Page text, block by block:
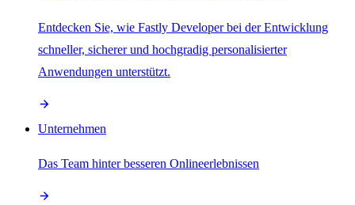
Entdecken Sie, wie Fastly Developer bei der Entwicklung
schneller, sicherer und hochgradig personalisierter
Anwendungen unterstützt.
Unternehmen
Das Team hinter besseren Onlineerlebnissen